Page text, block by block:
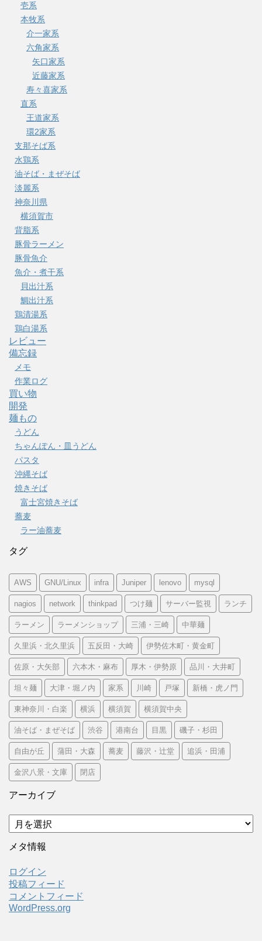
壱系
本牧系
介一家系
六角家系
矢口家系
近藤家系
寿々喜家系
直系
王道家系
環2家系
支那そば系
水鶏系
油そば・まぜそば
淡麗系
神奈川県
横須賀市
背脂系
豚骨ラーメン
豚骨魚介
魚介・煮干系
貝出汁系
鯛出汁系
鶏清湯系
鶏白湯系
レビュー
備忘録
メモ
作業ログ
買い物
開発
麺もの
うどん
ちゃんぽん・皿うどん
パスタ
沖縄そば
焼きそば
富士宮焼きそば
蕎麦
ラー油蕎麦
タグ
AWS GNU/Linux infra Juniper lenovo mysql
nagios network thinkpad つけ麺 サーバー監視 ランチ
ラーメン ラーメンショップ 三浦・三崎 中華麺
久里浜・北久里浜 五反田・大崎 伊勢佐木町・黄金町
佐原・大矢部 六本木・麻布 厚木・伊勢原 品川・大井町
坦々麺 大津・堀ノ内 家系 川崎 戸塚 新橋・虎ノ門
東神奈川・白楽 横浜 横須賀 横須賀中央
油そば・まぜそば 渋谷 港南台 目黒 磯子・杉田
自由が丘 蒲田・大森 蕎麦 藤沢・辻堂 追浜・田浦
金沢八景・文庫 閉店
アーカイブ
ア
ー
カ
ブ
メタ情報
ログイン
投稿フィード
コメントフィード
WordPress.org